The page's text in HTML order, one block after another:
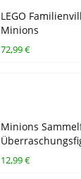
LEGO
Minions
72,99 €
Minions
12,99 €